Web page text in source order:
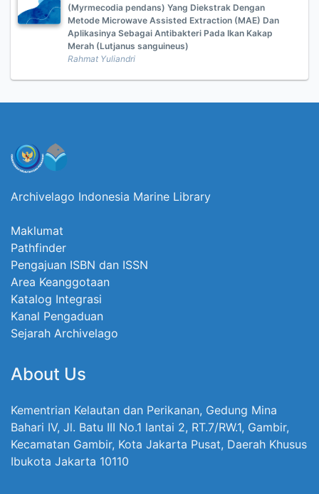
(Myrmecodia pendans) Yang Diekstrak Dengan
Metode Microwave Assisted Extraction (MAE) Dan
Aplikasinya Sebagai Antibakteri Pada Ikan Kakap
Merah (Lutjanus sanguineus)
Rahmat Yuliandri
Archivelago Indonesia Marine Library
Maklumat
Pathfinder
Pengajuan ISBN dan ISSN
Area Keanggotaan
Katalog Integrasi
Kanal Pengaduan
Sejarah Archivelago
About Us
Kementrian Kelautan dan Perikanan, Gedung Mina
Bahari IV, Jl. Batu III No.1 lantai 2, RT.7/RW.1, Gambir,
Kecamatan Gambir, Kota Jakarta Pusat, Daerah Khusus
Ibukota Jakarta 10110